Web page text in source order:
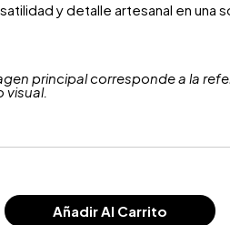
y detalle artesanal en una
principal corresponde a la
visual.
Añadir Al Carrito